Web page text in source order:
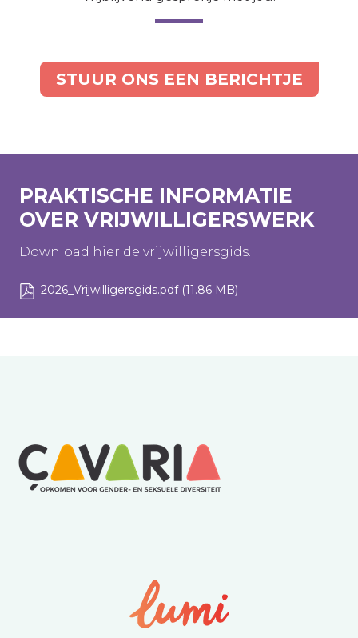
STUUR ONS EEN BERICHTJE
PRAKTISCHE INFORMATIE
OVER VRIJWILLIGERSWERK
Download hier de vrijwilligersgids.
2026_Vrijwilligersgids.pdf(11.86 MB)